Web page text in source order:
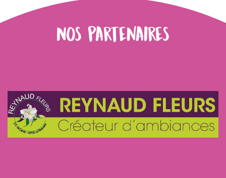
Nos partenaires